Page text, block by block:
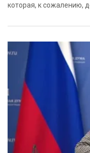
которая, к сожалению,